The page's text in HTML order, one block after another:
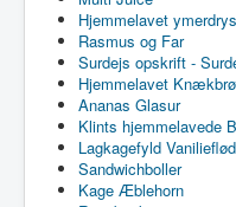
Hjemmelavet
Rasmus og Far
Surdejs opskrift -
Hjemmelavet
Ananas Glasur
Klints hjemmelavede
Lagkagefyld
Sandwichboller
Kage Æblehorn